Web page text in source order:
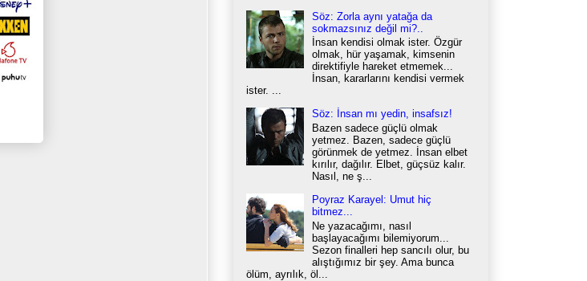
Söz: Zorla aynı yatağa da
sokmazsınız değil mi?..
İnsan kendisi olmak ister. Özgür
olmak, hür yaşamak, kimsenin
direktifiyle hareket etmemek...
İnsan, kararlarını kendisi vermek
ister. ...
Söz: İnsan mı yedin, insafsız!
Bazen sadece güçlü olmak
yetmez. Bazen, sadece güçlü
görünmek de yetmez. İnsan elbet
kırılır, dağılır. Elbet, güçsüz kalır.
Nasıl, ne ş...
Poyraz Karayel: Umut hiç
bitmez...
Ne yazacağımı, nasıl
başlayacağımı bilemiyorum...
Sezon finalleri hep sancılı olur, bu
alıştığımız bir şey. Ama bunca
ölüm, ayrılık, öl...